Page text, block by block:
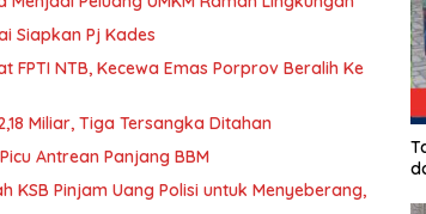
Siapkan Pj Kades
FPTI NTB, Kecewa Emas Porprov Beralih Ke
Miliar, Tiga Tersangka Ditahan
Antrean Panjang BBM
KSB Pinjam Uang Polisi untuk Menyeberang,